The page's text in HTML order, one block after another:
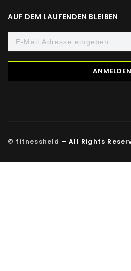
Speisefettsäuren,
Cholecalciferol, Beta Carotin,
Riboflavin,
Vitamin B1
1,4
Vitamin B2
1,4
AUF DEM LAUFENDEN BLEIBEN
© fitnessheld – All Rights